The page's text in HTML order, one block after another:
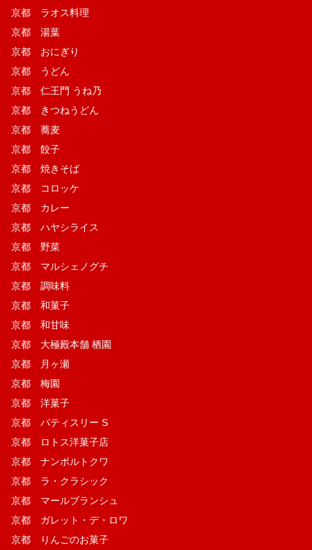
京都 ラオス料理
京都 湯葉
京都 おにぎり
京都 うどん
京都 仁王門 うね乃
京都 きつねうどん
京都 蕎麦
京都 餃子
京都 焼きそば
京都 コロッケ
京都 カレー
京都 ハヤシライス
京都 野菜
京都 マルシェノグチ
京都 調味料
京都 和菓子
京都 和甘味
京都 大極殿本舗 栖園
京都 月ヶ瀬
京都 梅園
京都 洋菓子
京都 パティスリー S
京都 ロトス洋菓子店
京都 ナンポルトクワ
京都 ラ・クラシック
京都 マールブランシュ
京都 ガレット・デ・ロワ
京都 りんごのお菓子